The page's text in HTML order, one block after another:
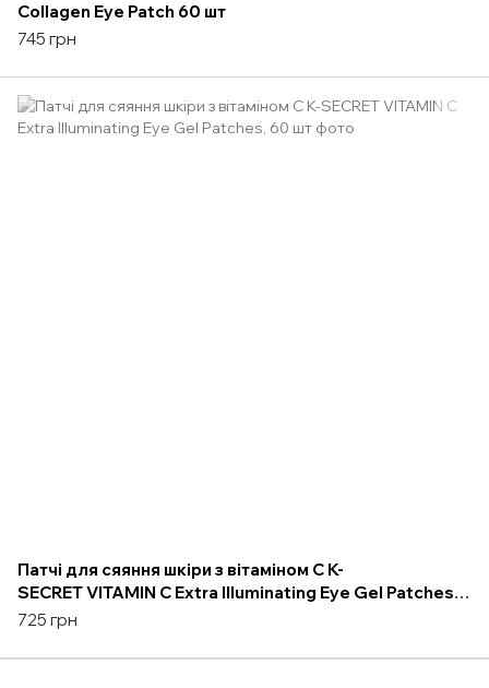
Collagen Eye Patch 60 шт
745 грн
Патчі для сяяння шкіри з вітаміном С K-
SECRET VITAMIN C Extra Illuminating Eye Gel Patches,
60 шт
725 грн